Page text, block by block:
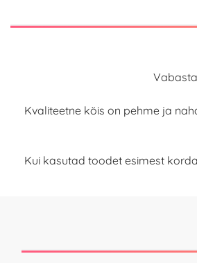
Kvaliteetne köis on pehme ja
Kui kasutad toodet esimest